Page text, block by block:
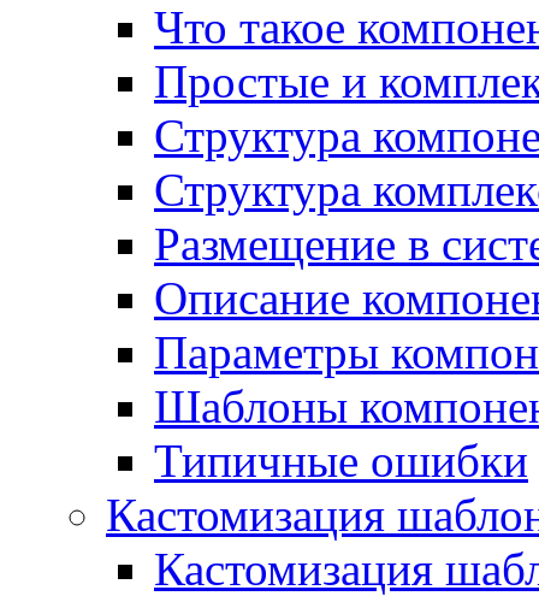
Что такое
Простые и
Структура
Структура
Размещение в
Описание
Параметры
Шаблоны
Типичные ошибки
Кастомизация
Кастомизация